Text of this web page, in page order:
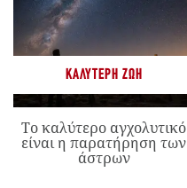
ΚΑΛΎΤΕΡΗ ΖΩΉ
Το καλύτερο αγχολυτικό
είναι η παρατήρηση των
άστρων